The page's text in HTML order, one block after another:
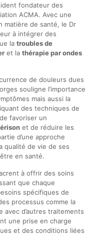
fondateur des
ACMA. Avec une
matière de santé, le Dr
à intégrer des
la troubles de
et la thérapie par ondes
de douleurs dues
souligne l’importance
mais aussi la
des techniques de
favoriser un
et de réduire les
d’une approche
qualité de vie de ses
en santé.
à offrir des soins
que chaque
spécifiques de
processus comme la
d’autres traitements
une prise en charge
et des conditions liées